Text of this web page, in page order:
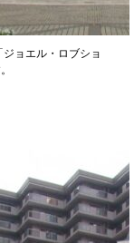
ョエル・ロブショ